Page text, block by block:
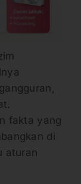
fakta yang
di
aturan